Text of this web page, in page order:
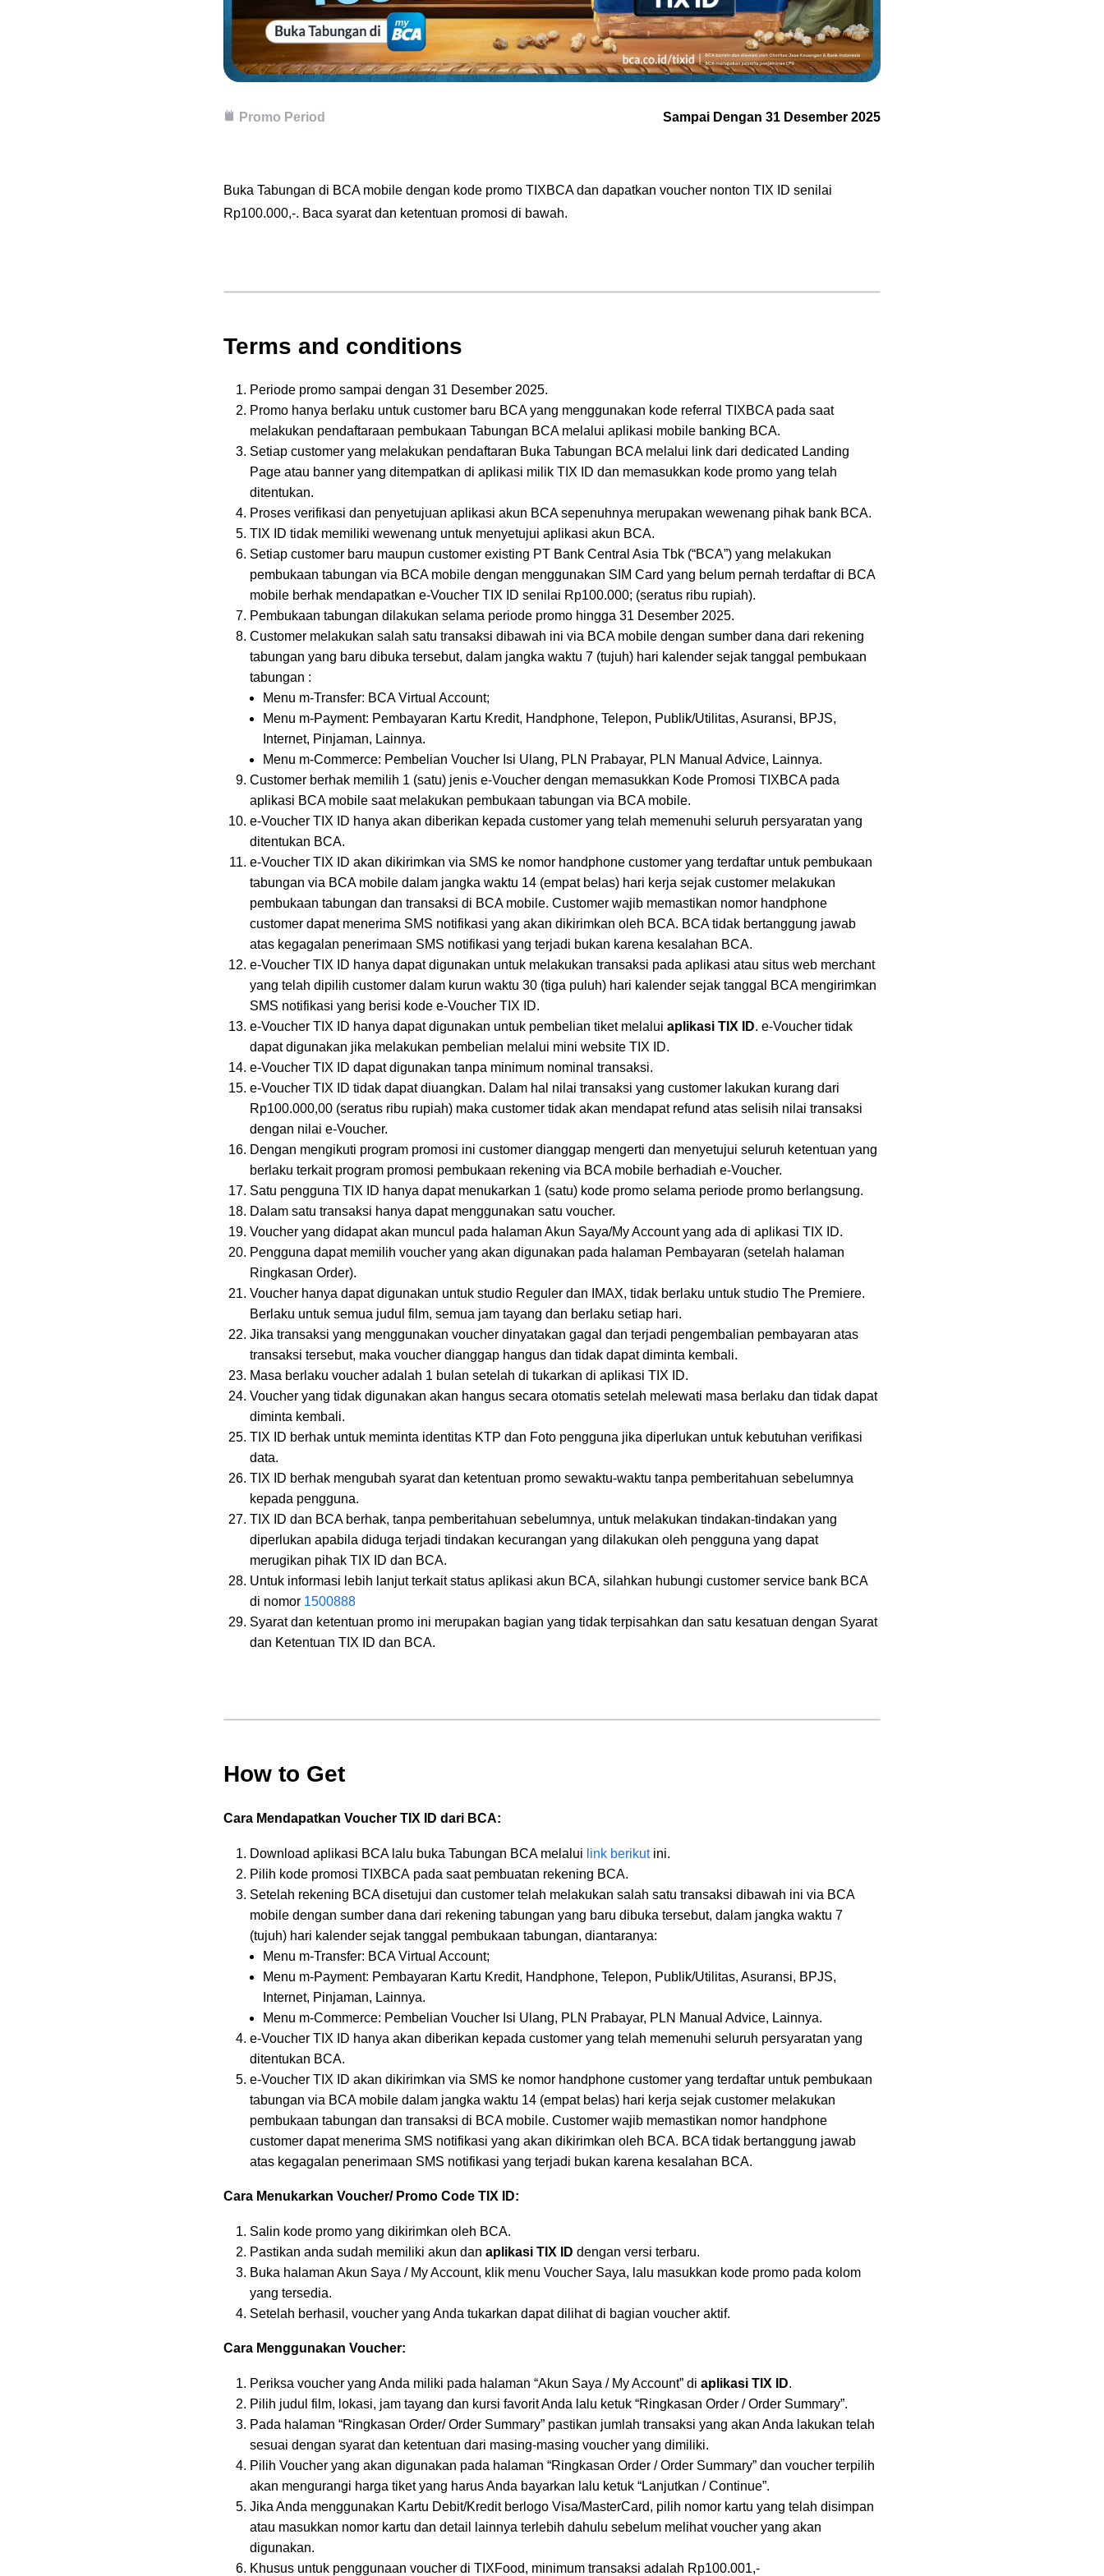
Promo Period Sampai Dengan 31 Desember 2025
Buka Tabungan di BCA mobile dengan kode promo TIXBCA dan dapatkan voucher nonton TIX ID senilai
Rp100.000,-. Baca syarat dan ketentuan promosi di bawah.
Terms and conditions
Periode promo sampai dengan 31 Desember 2025.
Promo hanya berlaku untuk customer baru BCA yang menggunakan kode referral TIXBCA pada saat
melakukan pendaftaraan pembukaan Tabungan BCA melalui aplikasi mobile banking BCA.
Setiap customer yang melakukan pendaftaran Buka Tabungan BCA melalui link dari dedicated Landing
Page atau banner yang ditempatkan di aplikasi milik TIX ID dan memasukkan kode promo yang telah
ditentukan.
Proses verifikasi dan penyetujuan aplikasi akun BCA sepenuhnya merupakan wewenang pihak bank BCA.
TIX ID tidak memiliki wewenang untuk menyetujui aplikasi akun BCA.
Setiap customer baru maupun customer existing PT Bank Central Asia Tbk (“BCA”) yang melakukan
pembukaan tabungan via BCA mobile dengan menggunakan SIM Card yang belum pernah terdaftar di BCA
mobile berhak mendapatkan e-Voucher TIX ID senilai Rp100.000; (seratus ribu rupiah).
Pembukaan tabungan dilakukan selama periode promo hingga 31 Desember 2025.
Customer melakukan salah satu transaksi dibawah ini via BCA mobile dengan sumber dana dari rekening
tabungan yang baru dibuka tersebut, dalam jangka waktu 7 (tujuh) hari kalender sejak tanggal pembukaan
tabungan :
Menu m-Transfer: BCA Virtual Account;
Menu m-Payment: Pembayaran Kartu Kredit, Handphone, Telepon, Publik/Utilitas, Asuransi, BPJS,
Internet, Pinjaman, Lainnya.
Menu m-Commerce: Pembelian Voucher Isi Ulang, PLN Prabayar, PLN Manual Advice, Lainnya.
Customer berhak memilih 1 (satu) jenis e-Voucher dengan memasukkan Kode Promosi TIXBCA pada
aplikasi BCA mobile saat melakukan pembukaan tabungan via BCA mobile.
e-Voucher TIX ID hanya akan diberikan kepada customer yang telah memenuhi seluruh persyaratan yang
ditentukan BCA.
e-Voucher TIX ID akan dikirimkan via SMS ke nomor handphone customer yang terdaftar untuk pembukaan
tabungan via BCA mobile dalam jangka waktu 14 (empat belas) hari kerja sejak customer melakukan
pembukaan tabungan dan transaksi di BCA mobile. Customer wajib memastikan nomor handphone
customer dapat menerima SMS notifikasi yang akan dikirimkan oleh BCA. BCA tidak bertanggung jawab
atas kegagalan penerimaan SMS notifikasi yang terjadi bukan karena kesalahan BCA.
e-Voucher TIX ID hanya dapat digunakan untuk melakukan transaksi pada aplikasi atau situs web merchant
yang telah dipilih customer dalam kurun waktu 30 (tiga puluh) hari kalender sejak tanggal BCA mengirimkan
SMS notifikasi yang berisi kode e-Voucher TIX ID.
e-Voucher TIX ID hanya dapat digunakan untuk pembelian tiket melalui aplikasi TIX ID. e-Voucher tidak
dapat digunakan jika melakukan pembelian melalui mini website TIX ID.
e-Voucher TIX ID dapat digunakan tanpa minimum nominal transaksi.
e-Voucher TIX ID tidak dapat diuangkan. Dalam hal nilai transaksi yang customer lakukan kurang dari
Rp100.000,00 (seratus ribu rupiah) maka customer tidak akan mendapat refund atas selisih nilai transaksi
dengan nilai e-Voucher.
Dengan mengikuti program promosi ini customer dianggap mengerti dan menyetujui seluruh ketentuan yang
berlaku terkait program promosi pembukaan rekening via BCA mobile berhadiah e-Voucher.
Satu pengguna TIX ID hanya dapat menukarkan 1 (satu) kode promo selama periode promo berlangsung.
Dalam satu transaksi hanya dapat menggunakan satu voucher.
Voucher yang didapat akan muncul pada halaman Akun Saya/My Account yang ada di aplikasi TIX ID.
Pengguna dapat memilih voucher yang akan digunakan pada halaman Pembayaran (setelah halaman
Ringkasan Order).
Voucher hanya dapat digunakan untuk studio Reguler dan IMAX, tidak berlaku untuk studio The Premiere.
Berlaku untuk semua judul film, semua jam tayang dan berlaku setiap hari.
Jika transaksi yang menggunakan voucher dinyatakan gagal dan terjadi pengembalian pembayaran atas
transaksi tersebut, maka voucher dianggap hangus dan tidak dapat diminta kembali.
Masa berlaku voucher adalah 1 bulan setelah di tukarkan di aplikasi TIX ID.
Voucher yang tidak digunakan akan hangus secara otomatis setelah melewati masa berlaku dan tidak dapat
diminta kembali.
TIX ID berhak untuk meminta identitas KTP dan Foto pengguna jika diperlukan untuk kebutuhan verifikasi
data.
TIX ID berhak mengubah syarat dan ketentuan promo sewaktu-waktu tanpa pemberitahuan sebelumnya
kepada pengguna.
TIX ID dan BCA berhak, tanpa pemberitahuan sebelumnya, untuk melakukan tindakan-tindakan yang
diperlukan apabila diduga terjadi tindakan kecurangan yang dilakukan oleh pengguna yang dapat
merugikan pihak TIX ID dan BCA.
Untuk informasi lebih lanjut terkait status aplikasi akun BCA, silahkan hubungi customer service bank BCA
di nomor 1500888
Syarat dan ketentuan promo ini merupakan bagian yang tidak terpisahkan dan satu kesatuan dengan Syarat
dan Ketentuan TIX ID dan BCA.
How to Get
Cara Mendapatkan Voucher TIX ID dari BCA:
Download aplikasi BCA lalu buka Tabungan BCA melalui link berikutini.
Pilih kode promosi TIXBCA pada saat pembuatan rekening BCA.
Setelah rekening BCA disetujui dan customer telah melakukan salah satu transaksi dibawah ini via BCA
mobile dengan sumber dana dari rekening tabungan yang baru dibuka tersebut, dalam jangka waktu 7
(tujuh) hari kalender sejak tanggal pembukaan tabungan, diantaranya:
Menu m-Transfer: BCA Virtual Account;
Menu m-Payment: Pembayaran Kartu Kredit, Handphone, Telepon, Publik/Utilitas, Asuransi, BPJS,
Internet, Pinjaman, Lainnya.
Menu m-Commerce: Pembelian Voucher Isi Ulang, PLN Prabayar, PLN Manual Advice, Lainnya.
e-Voucher TIX ID hanya akan diberikan kepada customer yang telah memenuhi seluruh persyaratan yang
ditentukan BCA.
e-Voucher TIX ID akan dikirimkan via SMS ke nomor handphone customer yang terdaftar untuk pembukaan
tabungan via BCA mobile dalam jangka waktu 14 (empat belas) hari kerja sejak customer melakukan
pembukaan tabungan dan transaksi di BCA mobile. Customer wajib memastikan nomor handphone
customer dapat menerima SMS notifikasi yang akan dikirimkan oleh BCA. BCA tidak bertanggung jawab
atas kegagalan penerimaan SMS notifikasi yang terjadi bukan karena kesalahan BCA.
Cara Menukarkan Voucher/ Promo Code TIX ID:
Salin kode promo yang dikirimkan oleh BCA.
Pastikan anda sudah memiliki akun dan aplikasi TIX ID dengan versi terbaru.
Buka halaman Akun Saya / My Account, klik menu Voucher Saya, lalu masukkan kode promo pada kolom
yang tersedia.
Setelah berhasil, voucher yang Anda tukarkan dapat dilihat di bagian voucher aktif.
Cara Menggunakan Voucher:
Periksa voucher yang Anda miliki pada halaman “Akun Saya / My Account” di aplikasi TIX ID.
Pilih judul film, lokasi, jam tayang dan kursi favorit Anda lalu ketuk “Ringkasan Order / Order Summary”.
Pada halaman “Ringkasan Order/ Order Summary” pastikan jumlah transaksi yang akan Anda lakukan telah
sesuai dengan syarat dan ketentuan dari masing-masing voucher yang dimiliki.
Pilih Voucher yang akan digunakan pada halaman “Ringkasan Order / Order Summary” dan voucher terpilih
akan mengurangi harga tiket yang harus Anda bayarkan lalu ketuk “Lanjutkan / Continue”.
Jika Anda menggunakan Kartu Debit/Kredit berlogo Visa/MasterCard, pilih nomor kartu yang telah disimpan
atau masukkan nomor kartu dan detail lainnya terlebih dahulu sebelum melihat voucher yang akan
digunakan.
Khusus untuk penggunaan voucher di TIXFood, minimum transaksi adalah Rp100.001,-